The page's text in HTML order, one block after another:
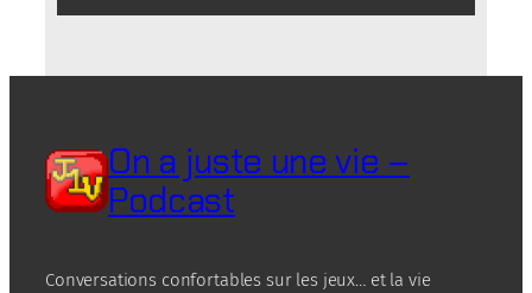
On a juste une vie –
Podcast
Conversations confortables sur les jeux… et la vie